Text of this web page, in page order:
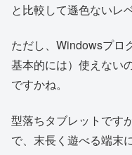
と比較して遜色ないレ
ただし、Windowsプロ
基本的には）使えない
ですかね。
型落ちタブレットです
で、末長く遊べる端末